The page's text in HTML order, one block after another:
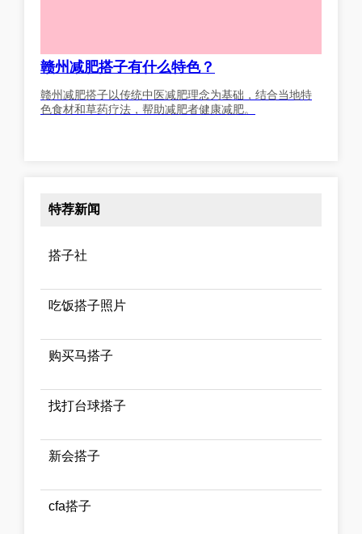
赣州减肥搭子有什么特色？
赣州减肥搭子以传统中医减肥理念为基础，结合当地特
色食材和草药疗法，帮助减肥者健康减肥。
特荐新闻
搭子社
吃饭搭子照片
购买马搭子
找打台球搭子
新会搭子
cfa搭子